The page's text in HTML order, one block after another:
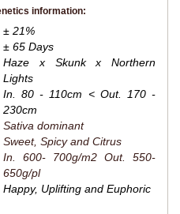
information:
± 21%
± 65 Days
Haze x Skunk x Northern
Lights
In. 80 - 110cm < Out. 170 -
230cm
Sativa dominant
Sweet, Spicy and Citrus
In. 600- 700g/m2 Out. 550-
650g/pl
Happy, Uplifting and Euphoric